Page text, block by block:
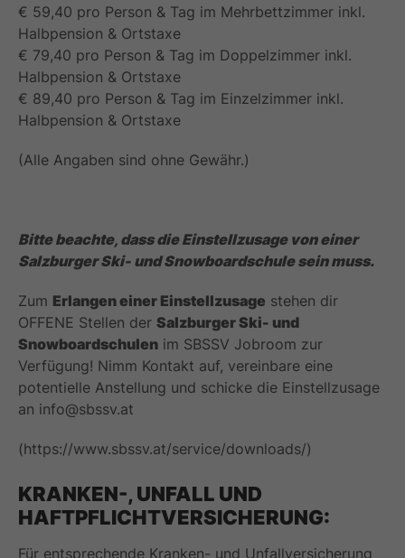
€ 59,40 pro Person & Tag im Mehrbettzimmer inkl.
Halbpension & Ortstaxe
€ 79,40 pro Person & Tag im Doppelzimmer inkl.
Halbpension & Ortstaxe
€ 89,40 pro Person & Tag im Einzelzimmer inkl.
Halbpension & Ortstaxe
(Alle Angaben sind ohne Gewähr.)
Bitte beachte, dass die Einstellzusage von einer
Salzburger Ski- und Snowboardschule sein muss.
Zum Erlangen einer Einstellzusage stehen dir
OFFENE Stellen der Salzburger Ski- und
Snowboardschulen im SBSSV Jobroom zur
Verfügung! Nimm Kontakt auf, vereinbare eine
potentielle Anstellung und schicke die Einstellzusage
an info@sbssv.at
(https://www.sbssv.at/service/downloads/)
KRANKEN-, UNFALL UND
HAFTPFLICHTVERSICHERUNG:
Für entsprechende Kranken- und Unfallversicherung